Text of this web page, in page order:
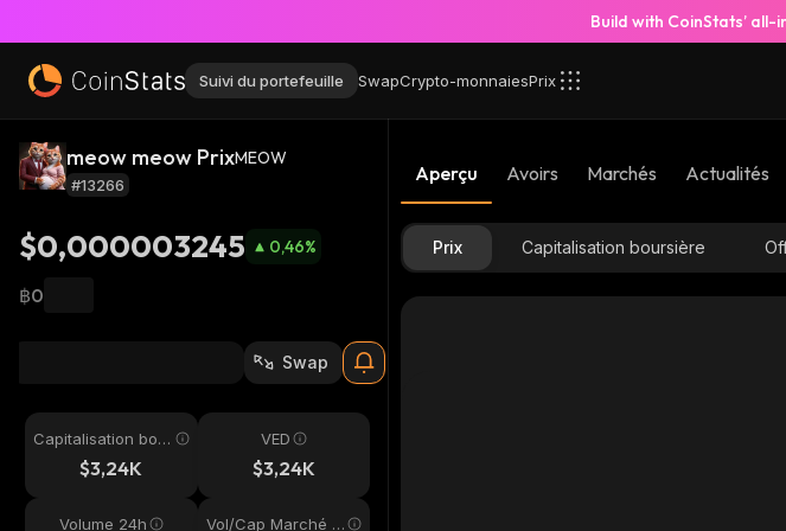
Build with CoinStats’ all-
Suivi du portefeuille SwapCrypto-monnaiesPrix
meow meow PrixMEOW
#13266
$0,000003245 0,46%
฿0
Swap
Capitalisation bou
$3,24K
VED
$3,24K
Volume 24h Vol/Cap Marché 2
Aperçu Avoirs Marchés Actualités
Prix Capitalisation boursière